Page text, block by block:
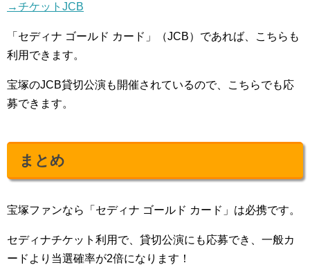
→チケットJCB
「セディナ ゴールド カード」（JCB）であれば、こちらも
利用できます。
宝塚のJCB貸切公演も開催されているので、こちらでも応
募できます。
まとめ
宝塚ファンなら「セディナ ゴールド カード」は必携です。
セディナチケット利用で、貸切公演にも応募でき、一般カ
ードより当選確率が2倍になります！